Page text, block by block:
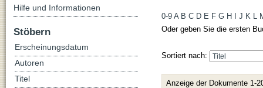
0-9 A B C D E F G H J K L
Oder geben Sie die ersten
Sortiert nach:
Anzeige der Dokumente 1-
Hilfe und Informationen
Stöbern
Erscheinungsdatum
Autoren
Titel